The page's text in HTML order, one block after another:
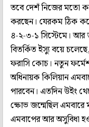
তবে দেশঁ নিজের মতো
করছেন। যেরকম ঠিক
৪-২-৩-১ সিস্টেমে। আর
বিতর্কিত ইস্যু বয়ে
ফরাসি কোচ। নতুন
অধিনায়ক কিলিয়ান
পারবেন। এতদিন উইং
ক্ষোভ জন্মেছিল
এমবাপের আর অসুবিধা